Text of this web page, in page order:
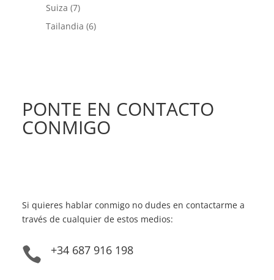
Suiza (7)
Tailandia (6)
PONTE EN CONTACTO
CONMIGO
Si quieres hablar conmigo no dudes en contactarme a
través de cualquier de estos medios:
 +34 687 916 198